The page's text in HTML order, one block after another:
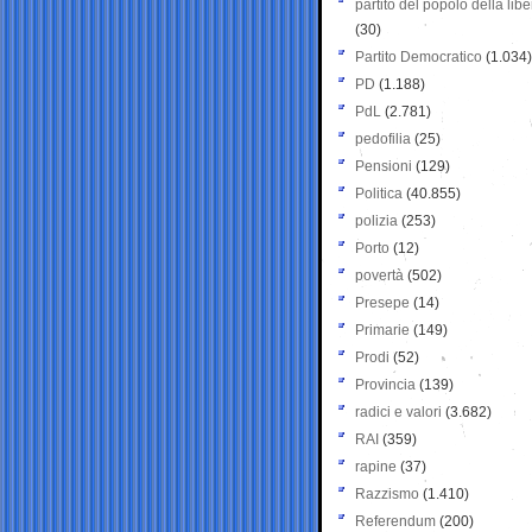
partito del popolo della
(30)
Partito Democratico (1.034)
PD (1.188)
PdL (2.781)
pedofilia (25)
Pensioni (129)
Politica (40.855)
polizia (253)
Porto (12)
povertà (502)
Presepe (14)
Primarie (149)
Prodi (52)
Provincia (139)
radici e valori (3.682)
RAI (359)
rapine (37)
Razzismo (1.410)
Referendum (200)